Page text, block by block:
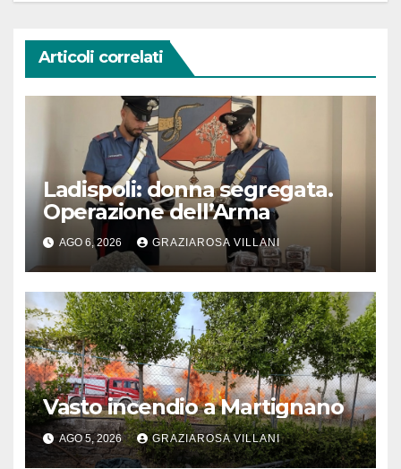
Articoli correlati
Ladispoli: donna segregata.
Operazione dell’Arma
AGO 6, 2026 GRAZIAROSA VILLANI
Vasto incendio a Martignano
AGO 5, 2026 GRAZIAROSA VILLANI